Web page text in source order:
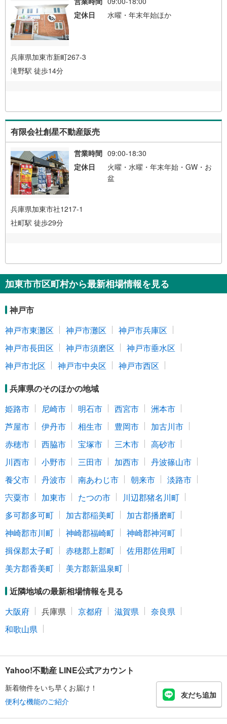
定休日
水曜・年末年始ほか
兵庫県加東市新町267-3
滝野駅 徒歩14分
有限会社創星不動産販売
営業時間 09:00-18:30
定休日
火曜・水曜・年末年始・GW・お
盆
兵庫県加東市社1217-1
社町駅 徒歩29分
加東市市区町村から最新相場情報を見る
神戸市
神戸市東灘区
神戸市灘区
神戸市兵庫区
神戸市長田区
神戸市須磨区
神戸市垂水区
神戸市北区
神戸市中央区
神戸市西区
兵庫県のそのほかの地域
姫路市
尼崎市 明石市 西宮市
洲本市
芦屋市
伊丹市 相生市 豊岡市
加古川市
赤穂市
西脇市 宝塚市 三木市
高砂市
川西市
小野市 三田市 加西市
丹波篠山市
養父市
丹波市 南あわじ市 朝来市
淡路市
宍粟市
加東市 たつの市
川辺郡猪名川町
多可郡多可町
加古郡稲美町
加古郡播磨町
神崎郡市川町
神崎郡福崎町
神崎郡神河町
揖保郡太子町
赤穂郡上郡町
佐用郡佐用町
美方郡香美町
美方郡新温泉町
近隣地域の最新相場情報を見る
大阪府
兵庫県 京都府 滋賀県
奈良県
和歌山県
Yahoo!不動産 LINE公式アカウント
新着物件をいち早くお届け！
便利な機能のご紹介
友だち追加